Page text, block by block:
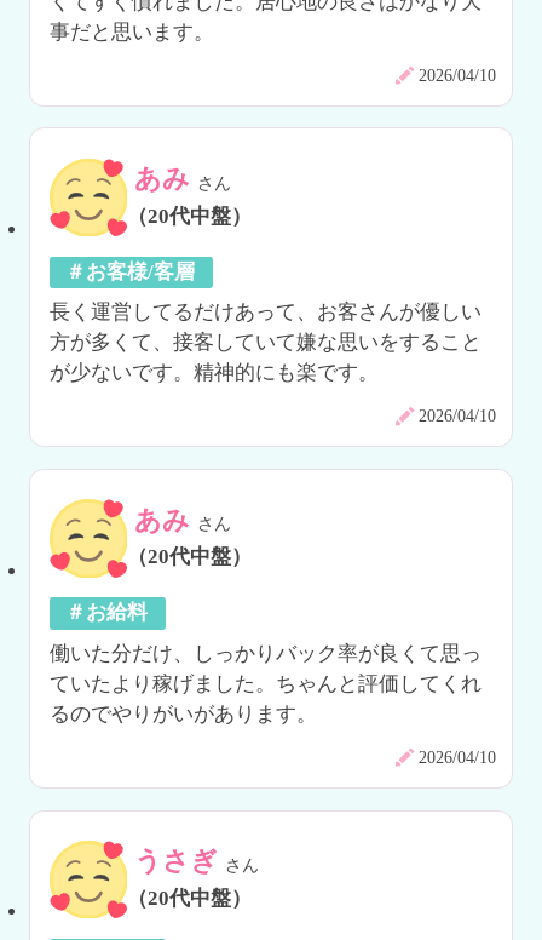
事だと思います。
2026/04/10
あみ さん
（20代中盤）
＃お客様/客層
長く運営してるだけあって、お客さんが優しい
方が多くて、接客していて嫌な思いをすること
が少ないです。精神的にも楽です。
2026/04/10
あみ さん
（20代中盤）
＃お給料
働いた分だけ、しっかりバック率が良くて思っ
ていたより稼げました。ちゃんと評価してくれ
るのでやりがいがあります。
2026/04/10
うさぎ さん
（20代中盤）